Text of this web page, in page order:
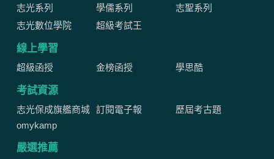
志光系列 學儒系列
志聖系列
志光數位學院
超級考試王
線上學習
超級函授 金榜函授 學思酷
考試資源
志光保成旗艦商城 訂閱電子報
歷屆考古題
omykamp
嚴選推薦